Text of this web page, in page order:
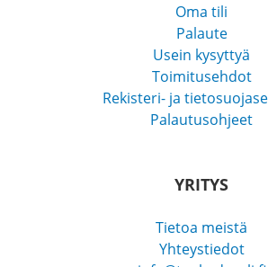
Oma tili
Palaute
Usein kysyttyä
Toimitusehdot
Rekisteri- ja
Palautusohjeet
YRITYS
Tietoa meistä
Yhteystiedot